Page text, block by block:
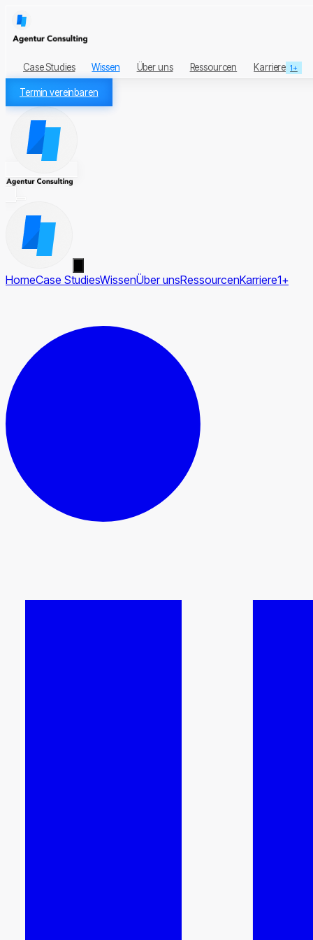
Case Studies Wissen Über uns Ressourcen Karriere 1+
Termin vereinbaren
HomeCase StudiesWissenÜber unsRessourcenKarriere1+